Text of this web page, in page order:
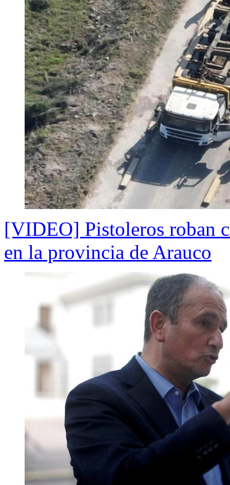
[VIDEO] Pistoleros roban
en la provincia de Arauco